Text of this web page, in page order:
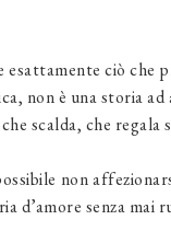
ciò che
non è una storia ad
scalda, che
non
d’amore senza mai